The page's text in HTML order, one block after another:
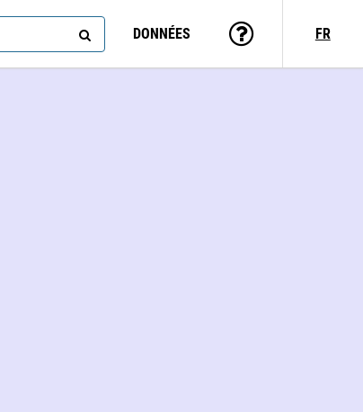
DONNÉES FR